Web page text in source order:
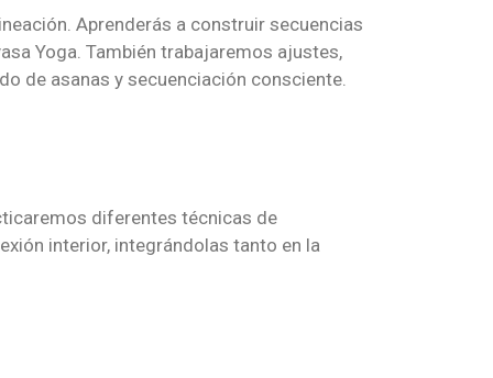
Aprenderás a construir secuencias
Yoga. También trabajaremos ajustes,
de asanas y secuenciación consciente.
diferentes técnicas de
interior, integrándolas tanto en la